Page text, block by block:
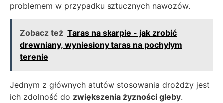
problemem w przypadku sztucznych nawozów.
Zobacz też Taras na skarpie - jak zrobić
drewniany, wyniesiony taras na pochyłym
terenie
Jednym z głównych atutów stosowania drożdży jest
ich zdolność do zwiększenia żyzności gleby.